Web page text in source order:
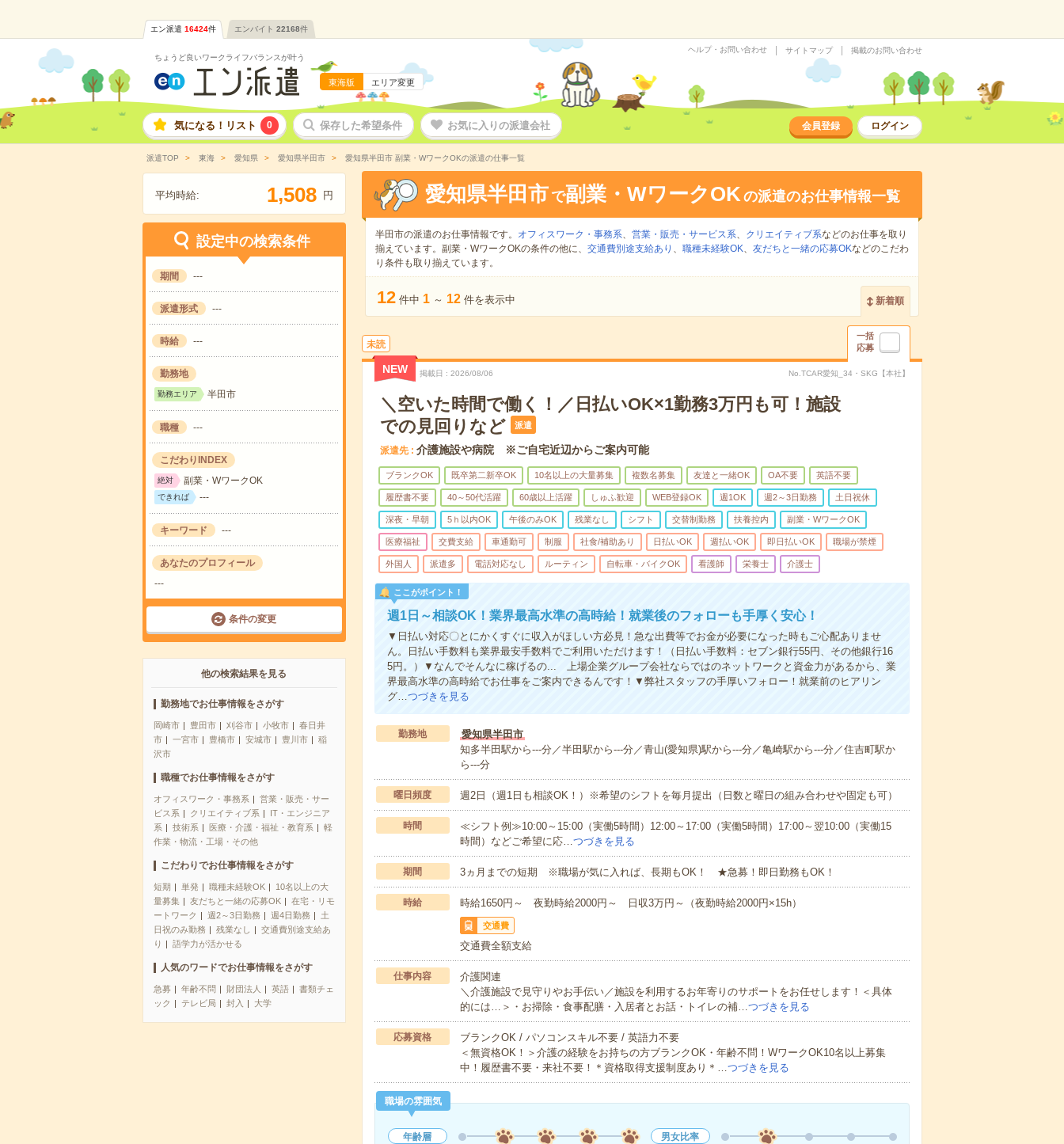
エン派遣 16424件 エンバイト 22168件
ちょうど良いワークライフバランスが叶う
東海版 エリア変更
ヘルプ・お問い合わせ サイトマップ 掲載のお問い合わせ
気になる！リスト 0 保存した希望条件 お気に入りの派遣会社 会員登録 ログイン
派遣TOP 東海 愛知県 愛知県半田市 愛知県半田市 副業・WワークOKの派遣の仕事一覧
平均時給: 1,508 円
設定中の検索条件
期間 ---
派遣形式 ---
時給 ---
勤務地
勤務エリア 半田市
職種 ---
こだわりINDEX
絶対 副業・WワークOK
できれば ---
キーワード ---
あなたのプロフィール
---
条件の変更
他の検索結果を見る
勤務地でお仕事情報をさがす
岡崎市 豊田市 刈谷市 小牧市
春日井
市
一宮市 豊橋市 安城市 豊川市
稲
沢市
職種でお仕事情報をさがす
オフィスワーク・事務系
営業・販売・サー
ビス系
クリエイティブ系
IT・エンジニア
系
技術系 医療・介護・福祉・教育系
軽
作業・物流・工場・その他
こだわりでお仕事情報をさがす
短期 単発 職種未経験OK
10名以上の大
量募集
友だちと一緒の応募OK
在宅・リモ
ートワーク
週2～3日勤務 週4日勤務
土
日祝のみ勤務
残業なし
交通費別途支給あ
り
語学力が活かせる
人気のワードでお仕事情報をさがす
急募 年齢不問 財団法人 英語
書類チェ
ック
テレビ局 封入 大学
愛知県半田市 で副業・WワークOKの派遣のお仕事情報一覧
半田市の派遣のお仕事情報です。 オフィスワーク・事務系、 営業・販売・サービス系、 クリエイティブ系などのお仕事を取り
揃えています。副業・WワークOKの条件の他に、 交通費別途支給あり 、 職種未経験OK、 友だちと一緒の応募OKなどのこだわ
り条件も取り揃えています。
12 件中 1 ～ 12 件を表示中 新着順
未読
一括
応募
NEW 掲載日 2026/08/06 No.TCAR愛知_34・SKG【本社】
＼空いた時間で働く！／日払いOK×1勤務3万円も可！施設
での見回りなど
派遣
派遣先 介護施設や病院 ※ご自宅近辺からご案内可能
ブランクOK 既卒第二新卒OK 10名以上の大量募集 複数名募集 友達と一緒OK OA不要 英語不要
履歴書不要 40～50代活躍 60歳以上活躍 しゅふ歓迎 WEB登録OK 週1OK 週2～3日勤務 土日祝休
深夜・早朝 5ｈ以内OK 午後のみOK 残業なし シフト 交替制勤務 扶養控内 副業・WワークOK
医療福祉 交費支給 車通勤可 制服 社食/補助あり 日払いOK 週払いOK 即日払いOK 職場が禁煙
外国人 派遣多 電話対応なし ルーティン 自転車・バイクOK 看護師 栄養士 介護士
ここがポイント！
週1日～相談OK！業界最高水準の高時給！就業後のフォローも手厚く安心！
▼日払い対応〇とにかくすぐに収入がほしい方必見！急な出費等でお金が必要になった時もご心配ありませ
ん。日払い手数料も業界最安手数料でご利用いただけます！（日払い手数料：セブン銀行55円、その他銀行16
5円。）▼なんでそんなに稼げるの... 上場企業グループ会社ならではのネットワークと資金力があるから、業
界最高水準の高時給でお仕事をご案内できるんです！▼弊社スタッフの手厚いフォロー！就業前のヒアリン
グ…つづきを見る
勤務地
愛知県半田市
知多半田駅から---分／半田駅から---分／青山(愛知県)駅から---分／亀崎駅から---分／住吉町駅か
ら---分
曜日頻度 週2日（週1日も相談OK！）※希望のシフトを毎月提出（日数と曜日の組み合わせや固定も可）
時間
≪シフト例≫10:00～15:00（実働5時間）12:00～17:00（実働5時間）17:00～翌10:00（実働15
時間）などご希望に応…つづきを見る
期間 3ヵ月までの短期 ※職場が気に入れば、長期もOK！ ★急募！即日勤務もOK！
時給 時給1650円～ 夜勤時給2000円～ 日収3万円～（夜勤時給2000円×15h）
交通費
交通費全額支給
仕事内容
介護関連
＼介護施設で見守りやお手伝い／施設を利用するお年寄りのサポートをお任せします！＜具体
的には…＞・お掃除・食事配膳・入居者とお話・トイレの補…つづきを見る
応募資格
ブランクOK / パソコンスキル不要 / 英語力不要
＜無資格OK！＞介護の経験をお持ちの方ブランクOK・年齢不問！WワークOK10名以上募集
中！履歴書不要・来社不要！＊資格取得支援制度あり＊…つづきを見る
職場の雰囲気
年齢層
男女比率